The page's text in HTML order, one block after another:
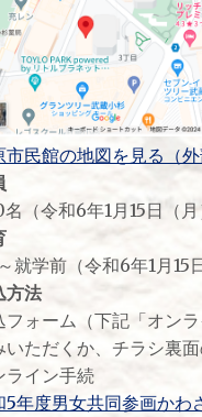
市民館の地図を見る（外
（令和6年1月15日（
就学前（令和6年1月
方法
フォーム（下記「オン
いただくか、チラシ裏
ライン手続
5年度男女共同参画かわ